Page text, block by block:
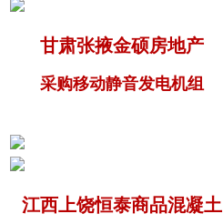
甘肃张掖金硕房地产
采购移动静音发电机组
江西上饶恒泰商品混凝土